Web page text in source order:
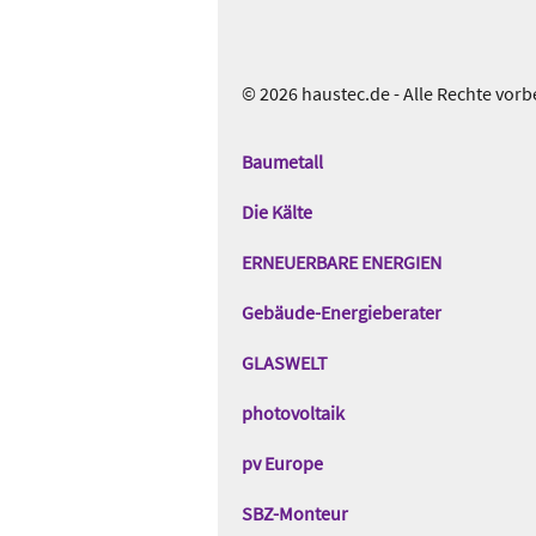
© 2026 haustec.de - Alle Rechte
Das
Baumetall
Die Kälte
ERNEUERBARE ENERGIEN
Gebäude-Energieberater
GLASWELT
photovoltaik
pv Europe
SBZ-Monteur